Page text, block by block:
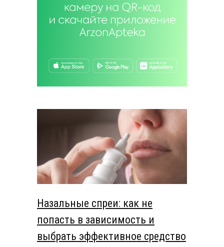
Назальные спреи: как не
попасть в зависимость и
выбрать эффективное средство